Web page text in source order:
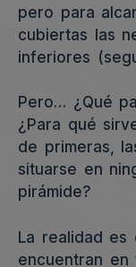
pero para
cubiertas las
inferiores
Pero… ¿Qué
¿Para qué
de primeras,
situarse en
pirámide?
La realidad es
encuentran